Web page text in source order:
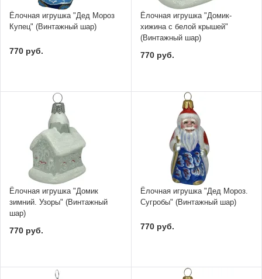
Ёлочная игрушка "Дед Мороз
Купец" (Винтажный шар)
770 руб.
Ёлочная игрушка "Домик-
хижина с белой крышей"
(Винтажный шар)
770 руб.
Ёлочная игрушка "Домик
зимний. Узоры" (Винтажный
шар)
770 руб.
Ёлочная игрушка "Дед Мороз.
Сугробы" (Винтажный шар)
770 руб.